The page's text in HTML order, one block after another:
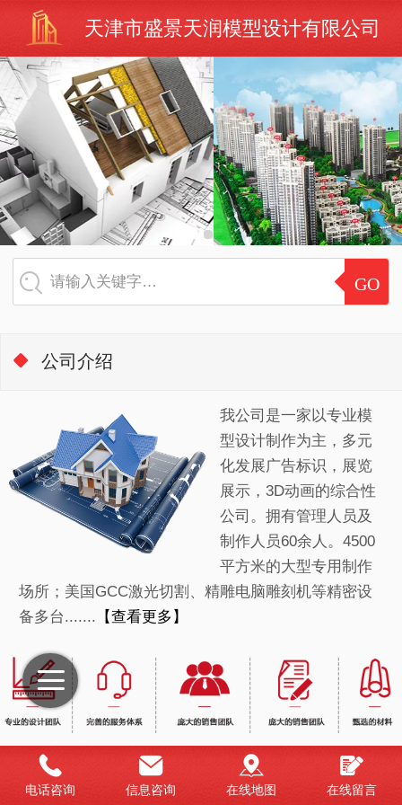
天津市盛景天润模型设计有限公司
请输入关键字…
公司介绍
我公司是一家以专业模
型设计制作为主，多元
化发展广告标识，展览
展示，3D动画的综合性
公司。拥有管理人员及
制作人员60余人。4500
平方米的大型专用制作
场所；美国GCC激光切割、精雕电脑雕刻机等精密设
备多台....... 【查看更多】
项目展示
电话咨询 信息咨询 在线地图 在线留言